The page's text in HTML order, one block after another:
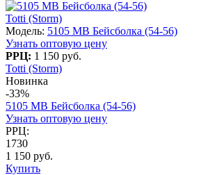
Totti (Storm)
Модель: 5105 МВ Бейсболка (54-56)
Узнать оптовую цену
РРЦ: 1 150 руб.
Totti (Storm)
Новинка
-33%
5105 МВ Бейсболка (54-56)
Узнать оптовую цену
РРЦ:
1730
1 150 руб.
Купить